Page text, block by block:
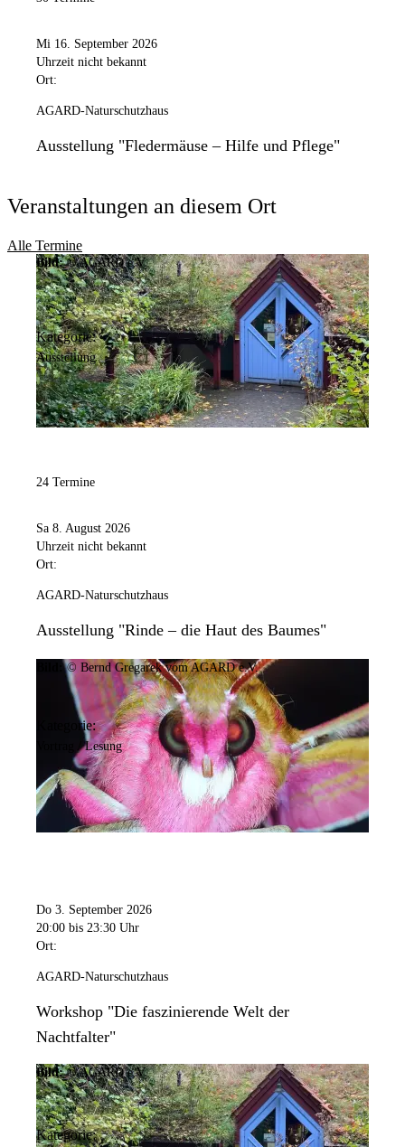
Mi 16. September 2026
Uhrzeit nicht bekannt
Ort:
AGARD-Naturschutzhaus
Ausstellung "Fledermäuse – Hilfe und Pflege"
Veranstaltungen an diesem Ort
Alle Termine
Bild: © AGARD e.V.
Kategorie:
Ausstellung
24 Termine
Sa 8. August 2026
Uhrzeit nicht bekannt
Ort:
AGARD-Naturschutzhaus
Ausstellung "Rinde – die Haut des Baumes"
Bild: © Bernd Gregarek vom AGARD e.V.
Kategorie:
Vortrag / Lesung
Do 3. September 2026
20:00 bis 23:30 Uhr
Ort:
AGARD-Naturschutzhaus
Workshop "Die faszinierende Welt der
Nachtfalter"
Bild: © AGARD e.V.
Kategorie: